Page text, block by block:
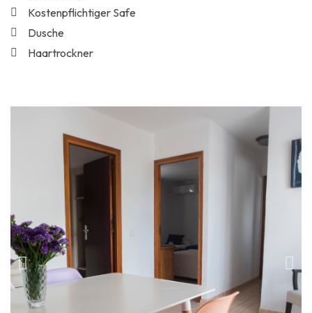
Kostenpflichtiger Safe
Dusche
Haartrockner